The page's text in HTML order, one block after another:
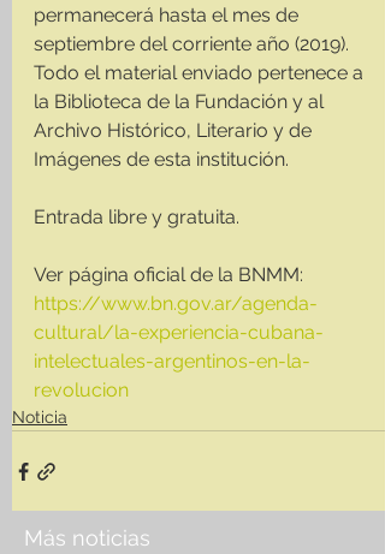
permanecerá hasta el mes de
septiembre del corriente año (2019).
Todo el material enviado pertenece a
la Biblioteca de la Fundación y al
Archivo Histórico, Literario y de
Imágenes de esta institución.
Entrada libre y gratuita.
Ver página oficial de la BNMM:
https://www.bn.gov.ar/agenda-
cultural/la-experiencia-cubana-
intelectuales-argentinos-en-la-
revolucion
Noticia
Más noticias